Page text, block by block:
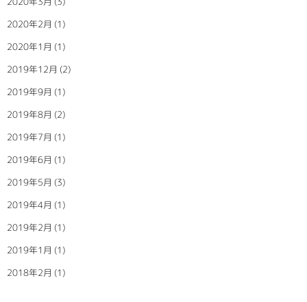
2020年2月 (1)
2020年1月 (1)
2019年12月 (2)
2019年9月 (1)
2019年8月 (2)
2019年7月 (1)
2019年6月 (1)
2019年5月 (3)
2019年4月 (1)
2019年2月 (1)
2019年1月 (1)
2018年2月 (1)